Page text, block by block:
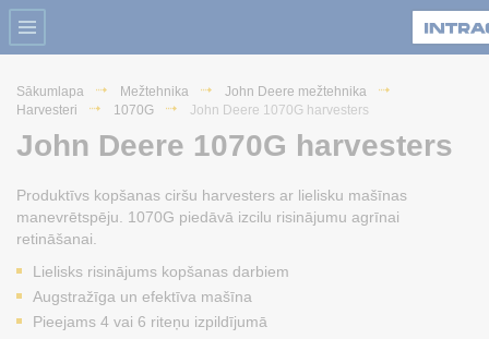
Sākumlapa Mežtehnika
John Deere mežtehnika
Harvesteri
1070G John Deere 1070G harvesters
John Deere 1070G harvesters
Produktīvs kopšanas ciršu harvesters ar lielisku mašīnas
manevrētspēju. 1070G piedāvā izcilu risinājumu agrīnai
retināšanai.
Lielisks risinājums kopšanas darbiem
Augstražīga un efektīva mašīna
Pieejams 4 vai 6 riteņu izpildījumā